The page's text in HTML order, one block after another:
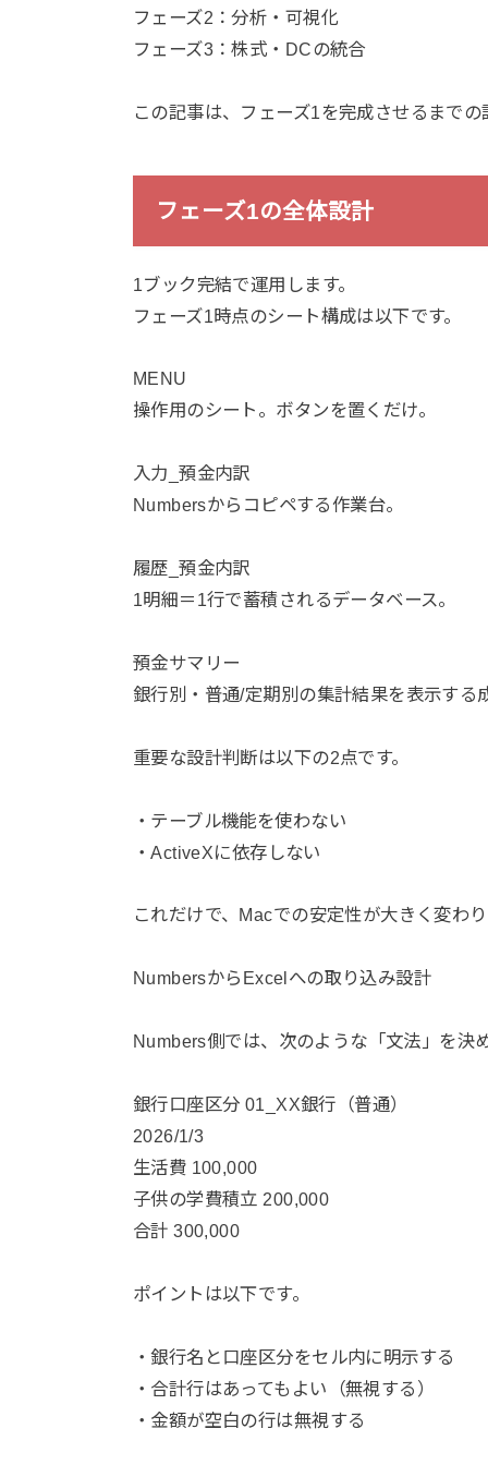
フェーズ2：分析・可視化
フェーズ3：株式・DCの統合
この記事は、フェーズ1を完成させるまでの
フェーズ1の全体設計
1ブック完結で運用します。
フェーズ1時点のシート構成は以下です。
MENU
操作用のシート。ボタンを置くだけ。
入力_預金内訳
Numbersからコピペする作業台。
履歴_預金内訳
1明細＝1行で蓄積されるデータベース。
預金サマリー
銀行別・普通/定期別の集計結果を表示する
重要な設計判断は以下の2点です。
・テーブル機能を使わない
・ActiveXに依存しない
これだけで、Macでの安定性が大きく変わり
NumbersからExcelへの取り込み設計
Numbers側では、次のような「文法」を決
銀行口座区分 01_XX銀行（普通）
2026/1/3
生活費 100,000
子供の学費積立 200,000
合計 300,000
ポイントは以下です。
・銀行名と口座区分をセル内に明示する
・合計行はあってもよい（無視する）
・金額が空白の行は無視する